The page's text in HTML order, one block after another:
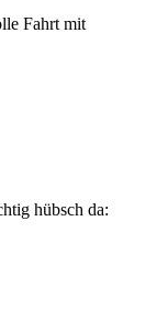
Fahrt mit
hübsch da: